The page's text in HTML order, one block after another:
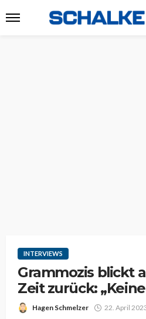
INTERVIEWS
Grammozis blickt
Zeit zurück:
Hagen Schmelzer 22. April